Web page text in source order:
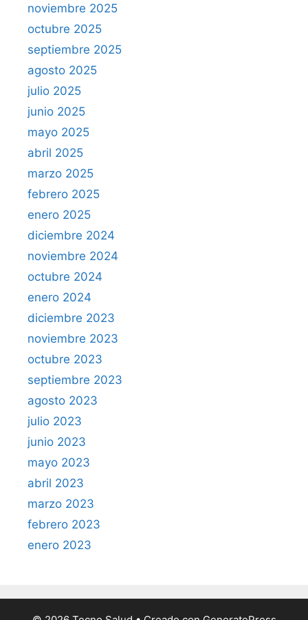
noviembre 2025
octubre 2025
septiembre 2025
agosto 2025
julio 2025
junio 2025
mayo 2025
abril 2025
marzo 2025
febrero 2025
enero 2025
diciembre 2024
noviembre 2024
octubre 2024
enero 2024
diciembre 2023
noviembre 2023
octubre 2023
septiembre 2023
agosto 2023
julio 2023
junio 2023
mayo 2023
abril 2023
marzo 2023
febrero 2023
enero 2023